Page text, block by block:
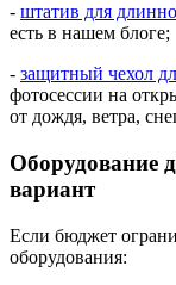
- штатив для
есть в нашем блоге;
- защитный чехол
фотосессии на
от дождя, ветра,
Оборудование
вариант
Если бюджет
оборудования: